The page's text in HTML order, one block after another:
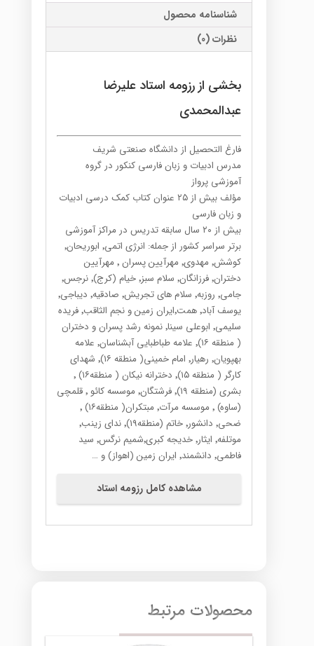
شناسنامه محصول
نظرات (0)
بخشی از رزومه استاد علیرضا
عبدالمحمدی
فارغ التحصیل از دانشگاه صنعتی شریف
مدرس ادبیات و زبان فارسی کنکور در گروه
آموزشی پرواز
مؤلف بیش از ۲۵ عنوان کتاب کمک درسی ادبیات
و زبان فارسی
بیش از ۲۰ سال سابقه تدریس در مراکز آموزشی
برتر سراسر کشور از جمله: انرژی اتمی٬ ابوریحان٬
کوشش٬ مهدوی٬ مهرآیین پسران ٬ مهرآیین
دختران٬ فرزانگان٬ سلام سبز٬ خیام (کرج)٬ نرجس٬
جامی٬ روزبه٬ سلام های تجریش٬ صادقیه٬ دیباجی٬
یوسف آباد٬ همت٬ایران زمین و نجم الثاقب٬ فریده
سلیمی٬ ابوعلی سینا٬ نمونه رشد پسران و دختران
( منطقه ۱۶)٬ علامه طباطبایی آبشناسان٬ علامه
بهپویان٬ رهیار٬ امام خمینی( منطقه ۱۶)٬ شهدای
کارگر ( منطقه ۱۵)٬ دخترانه نیکان ( منطقه۱۶) ٬
بشری (منطقه ۱۹)٬ فرشتگان٬ موسسه کائو ٬ قلمچی
(ساوه) ٬ موسسه مرآت٬ مبتکران( منطقه۱۶) ٬
ضحی٬ دانشور٬ خاتم (منطقه۱۹)٬ ندای زینب٬
موتلفه٬ ایثار٬ خدیجه کبری٬شمیم نرگس٬ سید
فاطمی٬ دانشمند٬ ایران زمین (اهواز) و …
مشاهده کامل رزومه استاد
محصولات مرتبط